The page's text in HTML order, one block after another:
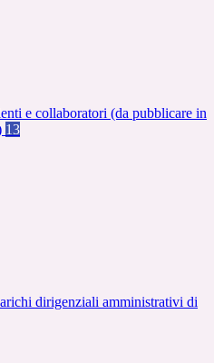
e collaboratori (da pubblicare in
13
dirigenziali amministrativi di